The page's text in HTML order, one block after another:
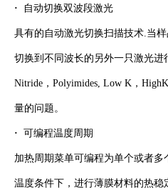
· 自动切换双波段激光
具有的自动激光切换扫描技术.当
切换到不同波长的另外一只激光
Nitride，Polyimides, Low K，
量的问题。
· 可编程温度周期
加热周期菜单可编程为单个或者
温度条件下，进行薄膜材料的热稳